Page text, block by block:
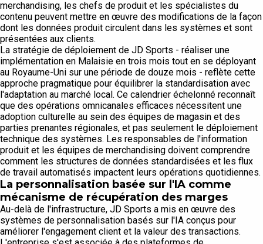
merchandising, les chefs de produit et les spécialistes du
contenu peuvent mettre en œuvre des modifications de la façon
dont les données produit circulent dans les systèmes et sont
présentées aux clients.
La stratégie de déploiement de JD Sports - réaliser une
implémentation en Malaisie en trois mois tout en se déployant
au Royaume-Uni sur une période de douze mois - reflète cette
approche pragmatique pour équilibrer la standardisation avec
l'adaptation au marché local. Ce calendrier échelonné reconnaît
que des opérations omnicanales efficaces nécessitent une
adoption culturelle au sein des équipes de magasin et des
parties prenantes régionales, et pas seulement le déploiement
technique des systèmes. Les responsables de l'information
produit et les équipes de merchandising doivent comprendre
comment les structures de données standardisées et les flux
de travail automatisés impactent leurs opérations quotidiennes.
La personnalisation basée sur l'IA comme
mécanisme de récupération des marges
Au-delà de l'infrastructure, JD Sports a mis en œuvre des
systèmes de personnalisation basés sur l'IA conçus pour
améliorer l'engagement client et la valeur des transactions.